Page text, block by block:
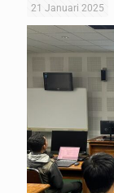
21 Januari 2025